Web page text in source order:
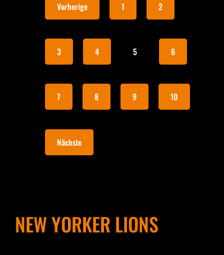
Vorherige 1 2
3 4 5 6
7 8 9 10
Nächste
NEW YORKER LIONS